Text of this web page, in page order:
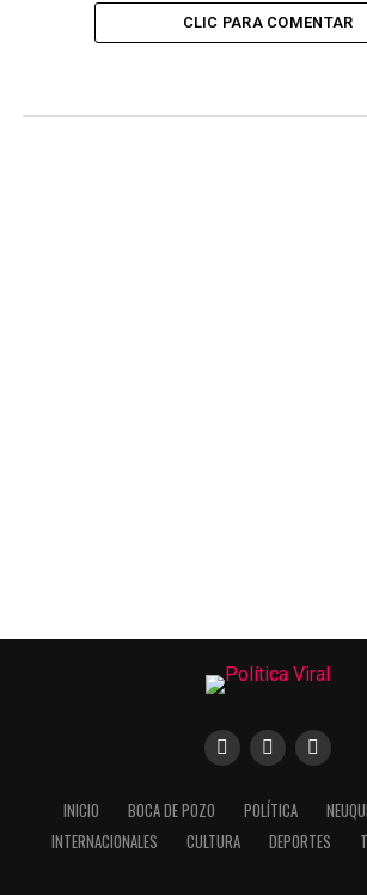
CLIC PARA COMENTAR
INICIO BOCA DE POZO POLÍTICA
INTERNACIONALES
CULTURA DEPORTES